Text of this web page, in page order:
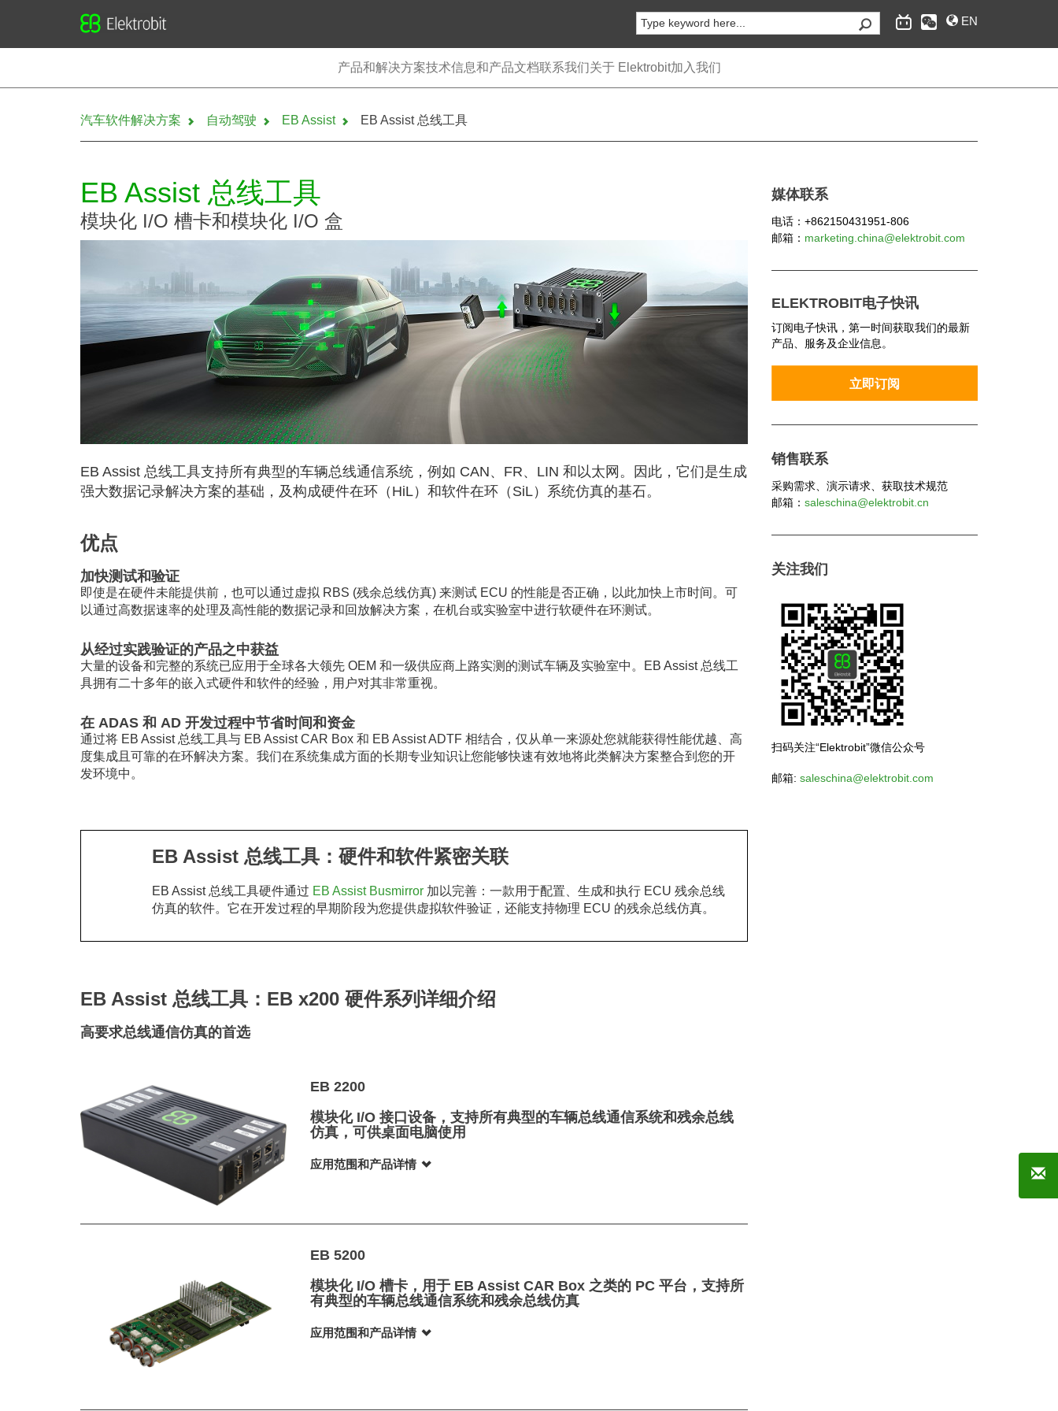
EN
产品和解决方案技术信息和产品文档联系我们关于 Elektrobit加入我们
汽车软件解决方案 自动驾驶 EB Assist EB Assist 总线工具
EB Assist 总线工具
模块化 I/O 槽卡和模块化 I/O 盒
EB Assist 总线工具支持所有典型的车辆总线通信系统，例如 CAN、FR、LIN 和以太网。因此，它们是生成
强大数据记录解决方案的基础，及构成硬件在环（HiL）和软件在环（SiL）系统仿真的基石。
优点
加快测试和验证
即使是在硬件未能提供前，也可以通过虚拟 RBS (残余总线仿真) 来测试 ECU 的性能是否正确，以此加快上市时间。可
以通过高数据速率的处理及高性能的数据记录和回放解决方案，在机台或实验室中进行软硬件在环测试。
从经过实践验证的产品之中获益
大量的设备和完整的系统已应用于全球各大领先 OEM 和一级供应商上路实测的测试车辆及实验室中。EB Assist 总线工
具拥有二十多年的嵌入式硬件和软件的经验，用户对其非常重视。
在 ADAS 和 AD 开发过程中节省时间和资金
通过将 EB Assist 总线工具与 EB Assist CAR Box 和 EB Assist ADTF 相结合，仅从单一来源处您就能获得性能优越、高
度集成且可靠的在环解决方案。我们在系统集成方面的长期专业知识让您能够快速有效地将此类解决方案整合到您的开
发环境中。
EB Assist 总线工具：硬件和软件紧密关联
EB Assist 总线工具硬件通过 EB Assist Busmirror加以完善：一款用于配置、生成和执行 ECU 残余总线
仿真的软件。它在开发过程的早期阶段为您提供虚拟软件验证，还能支持物理 ECU 的残余总线仿真。
EB Assist 总线工具：EB x200 硬件系列详细介绍
高要求总线通信仿真的首选
EB 2200
模块化 I/O 接口设备，支持所有典型的车辆总线通信系统和残余总线
仿真，可供桌面电脑使用
应用范围和产品详情
EB 5200
模块化 I/O 槽卡，用于 EB Assist CAR Box 之类的 PC 平台，支持所
有典型的车辆总线通信系统和残余总线仿真
应用范围和产品详情
供应商。
媒体联系
电话：+862150431951-806
邮箱： marketing.china@elektrobit.com
ELEKTROBIT电子快讯
订阅电子快讯，第一时间获取我们的最新
产品、服务及企业信息。
销售联系
采购需求、演示请求、获取技术规范
邮箱： saleschina@elektrobit.cn
关注我们
扫码关注“Elektrobit”微信公众号
邮箱: saleschina@elektrobit.com